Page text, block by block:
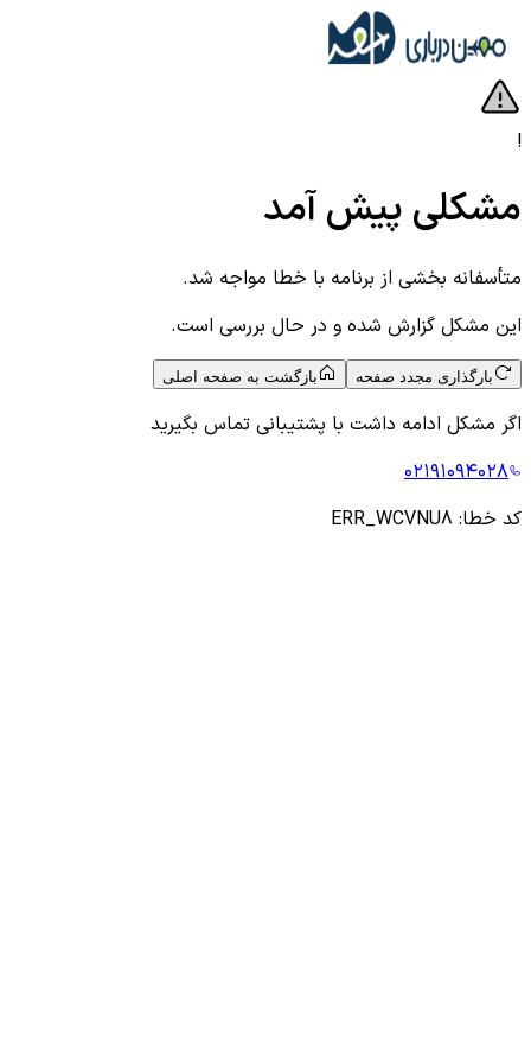
!
مشکلی پیش آمد
متأسفانه بخشی از برنامه با خطا مواجه شد.
این مشکل گزارش شده و در حال بررسی است.
بارگذاری مجدد صفحه بازگشت به صفحه اصلی
اگر مشکل ادامه داشت با پشتیبانی تماس بگیرید
۰۲۱۹۱۰۹۴۰۲۸
کد خطا: ERR_WCVNU8